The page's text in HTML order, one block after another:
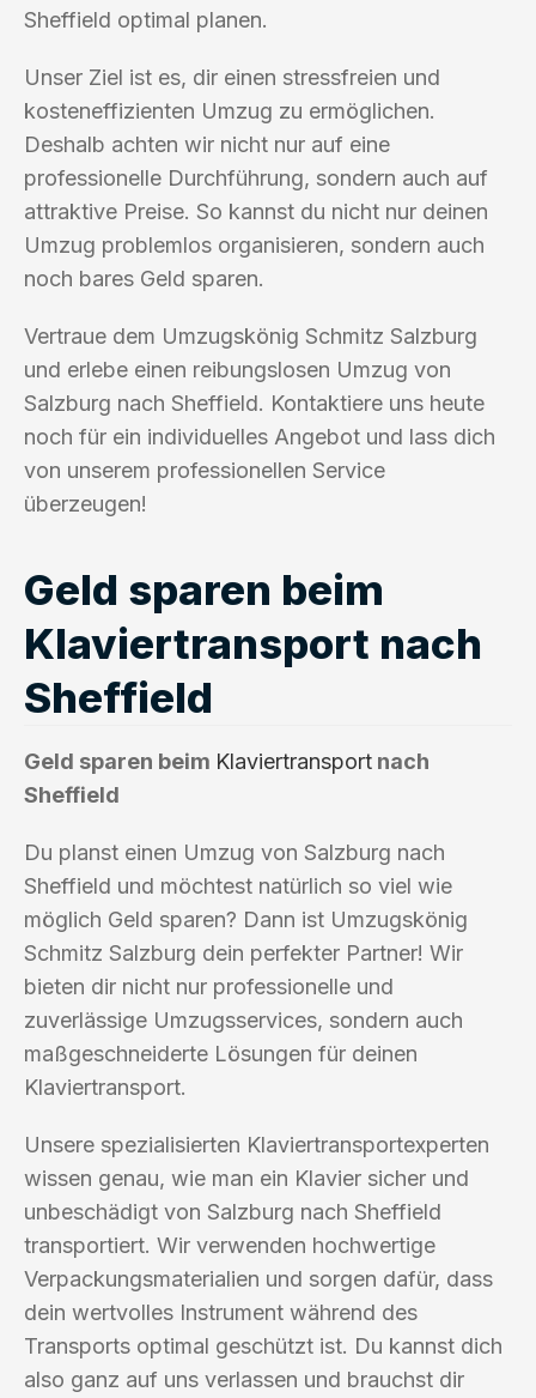
Sheffield optimal planen.
Unser Ziel ist es, dir einen stressfreien und
kosteneffizienten Umzug zu ermöglichen.
Deshalb achten wir nicht nur auf eine
professionelle Durchführung, sondern auch auf
attraktive Preise. So kannst du nicht nur deinen
Umzug problemlos organisieren, sondern auch
noch bares Geld sparen.
Vertraue dem Umzugskönig Schmitz Salzburg
und erlebe einen reibungslosen Umzug von
Salzburg nach Sheffield. Kontaktiere uns heute
noch für ein individuelles Angebot und lass dich
von unserem professionellen Service
überzeugen!
Geld sparen beim
Klaviertransport nach
Sheffield
Geld sparen beim Klaviertransport nach
Sheffield
Du planst einen Umzug von Salzburg nach
Sheffield und möchtest natürlich so viel wie
möglich Geld sparen? Dann ist Umzugskönig
Schmitz Salzburg dein perfekter Partner! Wir
bieten dir nicht nur professionelle und
zuverlässige Umzugsservices, sondern auch
maßgeschneiderte Lösungen für deinen
Klaviertransport.
Unsere spezialisierten Klaviertransportexperten
wissen genau, wie man ein Klavier sicher und
unbeschädigt von Salzburg nach Sheffield
transportiert. Wir verwenden hochwertige
Verpackungsmaterialien und sorgen dafür, dass
dein wertvolles Instrument während des
Transports optimal geschützt ist. Du kannst dich
also ganz auf uns verlassen und brauchst dir